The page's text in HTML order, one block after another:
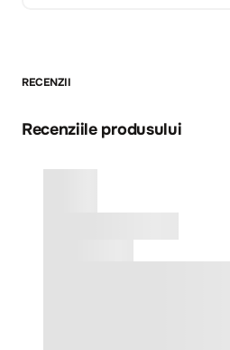
RECENZII
Recenziile produsului